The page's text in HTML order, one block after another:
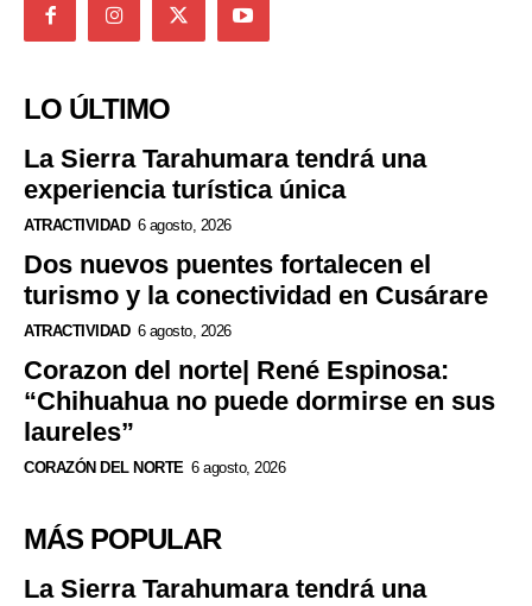
LO ÚLTIMO
La Sierra Tarahumara tendrá una
experiencia turística única
ATRACTIVIDAD 6 agosto, 2026
Dos nuevos puentes fortalecen el
turismo y la conectividad en Cusárare
ATRACTIVIDAD 6 agosto, 2026
Corazon del norte| René Espinosa:
“Chihuahua no puede dormirse en sus
laureles”
CORAZÓN DEL NORTE 6 agosto, 2026
MÁS POPULAR
La Sierra Tarahumara tendrá una